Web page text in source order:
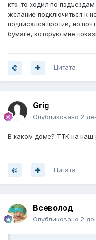
кто-то ходил по
желание подключиться к
подписался против, но
бумаге, которую мне
Цитата
Grig
Опубликовано 2
В каком доме? ТТК на наш
Цитата
Всеволод
Опубликовано 2